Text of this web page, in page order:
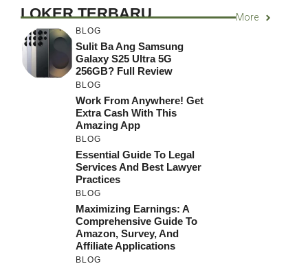
LOKER TERBARU More
BLOG
Sulit Ba Ang Samsung
Galaxy S25 Ultra 5G
256GB? Full Review
BLOG
Work From Anywhere! Get
Extra Cash With This
Amazing App
BLOG
Essential Guide To Legal
Services And Best Lawyer
Practices
BLOG
Maximizing Earnings: A
Comprehensive Guide To
Amazon, Survey, And
Affiliate Applications
BLOG